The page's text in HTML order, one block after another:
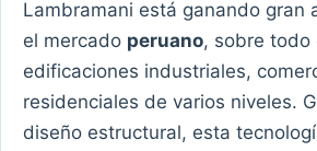
Lambramani está ganando gran
el mercado peruano, sobre todo
edificaciones industriales,
residenciales de varios niveles.
diseño estructural, esta